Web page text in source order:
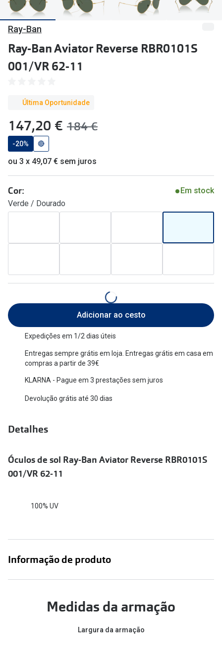
🔴Outlet
Categoria
Mulher
Homem
Marcas
Ray-Ban
Oakley
Persol
Todas as marcas
DbyD
Unofficial
Seen
Formatos
Quadrados
🆕 Guia de Compras para o formato do seu
rosto
Lifestyle
Saiba mais sobre as suas marcas favoritas
Miopia/
Air Optix
Acuvue
Ver todas
Escolha
Ray-Ban
Ray-Ban Aviator Reverse RBR0101S
001/VR 62-11
Última Oportunidade
agora:
147,20 € era:
184 €
-20% 🔴
ou 3 x 49,07 € sem juros
Cor:
Em stock
Verde / Dourado
Adicionar ao cesto
Expedições em 1/2 dias úteis
Entregas sempre grátis em loja. Entregas grátis em casa em
compras a partir de 39€
KLARNA - Pague em 3 prestações sem juros
Devolução grátis até 30 dias
Detalhes
Óculos de sol Ray-Ban Aviator Reverse RBR0101S
001/VR 62-11
100% UV
Informação de produto
Medidas da armação
Largura da armação